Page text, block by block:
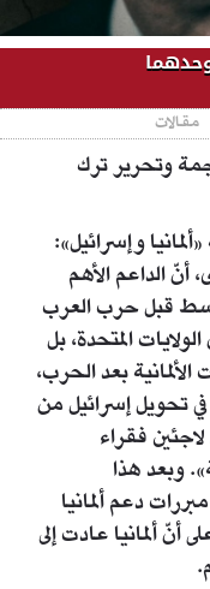
مقالات
وتحرير ترك
وإسرائيل»:
الداعم الأهم
قبل حرب العرب
عام 1967 لم يكن الولايات المتحدة، بل
بعد الحرب،
في تحويل إسرائيل من
فقراء
وبعد هذا
دعم ألمانيا
أنّ ألمانيا عادت إلى